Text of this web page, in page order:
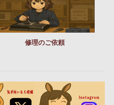
修理のご依頼